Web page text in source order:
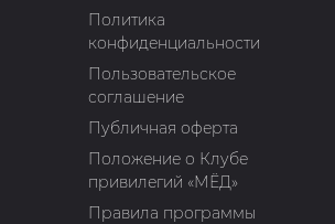
Политика
конфиденциальности
Пользовательское
соглашение
Публичная оферта
Положение о Клубе
привилегий «МЁД»
Правила программы